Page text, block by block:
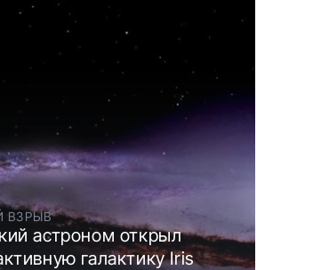
ВЗРЫВ
астроном открыл
галактику Iris